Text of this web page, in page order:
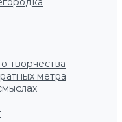
творчества
метра